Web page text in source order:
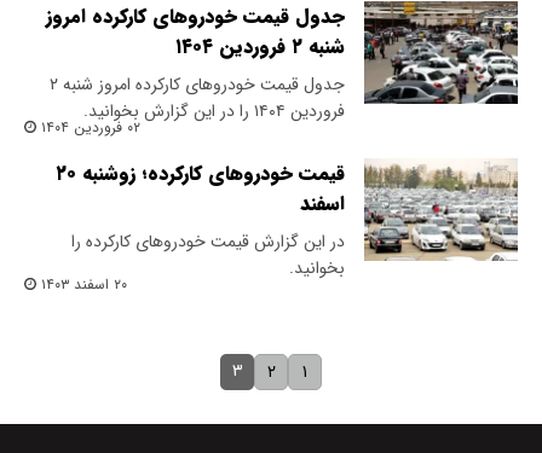
جدول قیمت خودروهای کارکرده امروز
شنبه ۲ فروردین ۱۴۰۴
جدول قیمت خودروهای کارکرده امروز شنبه ۲
فروردین ۱۴۰۴ را در این گزارش بخوانید.
۰۲ فروردین ۱۴۰۴
قیمت خودروهای کارکرده؛ زوشنبه ۲۰
اسفند
در این گزارش قیمت خودروهای کارکرده را
بخوانید.
۲۰ اسفند ۱۴۰۳
۱ ۲ ۳